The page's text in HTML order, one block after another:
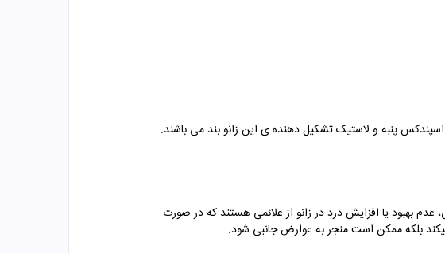
پنبه و لاستیک تشکیل دهنده ی این زانو بند می باشند.
بهبود یا افزایش درد در زانو از علائمی هستند که در صورت
بلکه ممکن است منجر به عوارض جانبی شود.